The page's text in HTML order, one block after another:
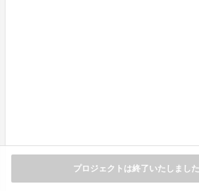
プロジェクトは終了いたしました
ぜひ一度、ご自宅で味わっていただ
の店舗にもぜひお越しください。